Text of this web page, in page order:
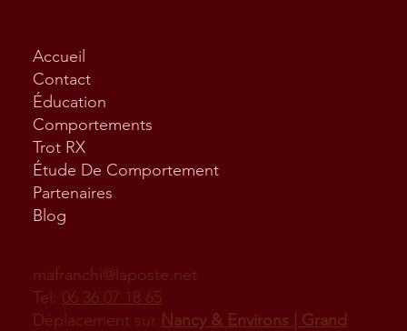
Accueil
Contact
Éducation
Comportements
Trot RX
Étude De Comportement
Partenaires
Blog
mafranchi@laposte.net
Tel: 06 36 07 18 65
Déplacement sur Nancy & Environs | Grand